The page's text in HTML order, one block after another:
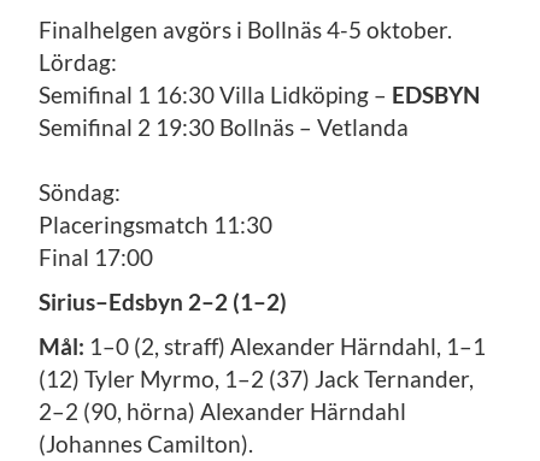
Finalhelgen avgörs i Bollnäs 4-5 oktober.
Lördag:
Semifinal 1 16:30 Villa Lidköping – EDSBYN
Semifinal 2 19:30 Bollnäs – Vetlanda
Söndag:
Placeringsmatch 11:30
Final 17:00
Sirius–Edsbyn 2–2 (1–2)
Mål: 1–0 (2, straff) Alexander Härndahl, 1–1
(12) Tyler Myrmo, 1–2 (37) Jack Ternander,
2–2 (90, hörna) Alexander Härndahl
(Johannes Camilton).